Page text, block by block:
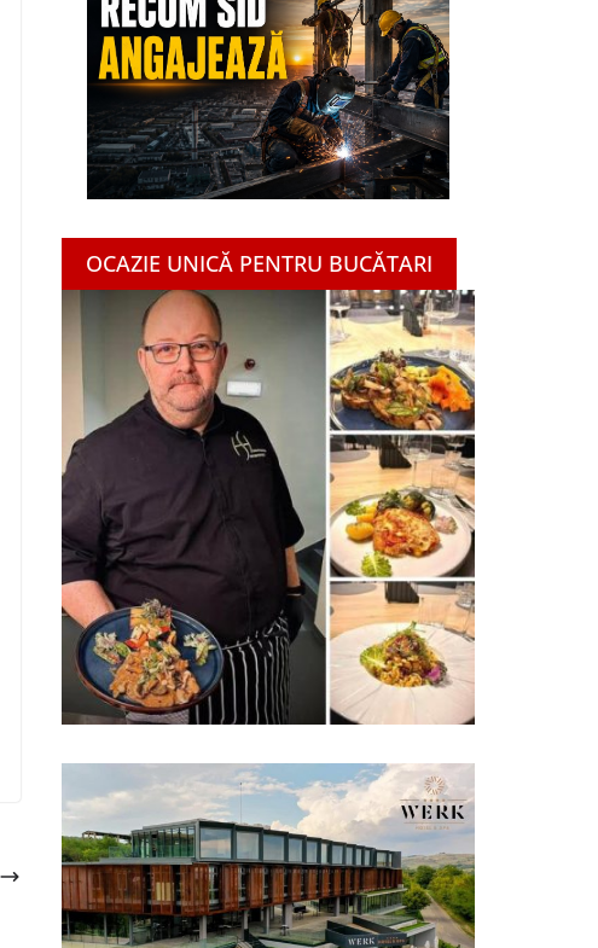
OCAZIE UNICĂ PENTRU BUCĂTARI